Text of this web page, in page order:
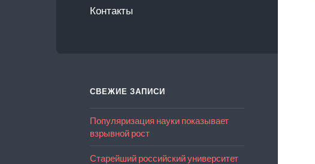
Контакты
СВЕЖИЕ ЗАПИСИ
Популяризация науки показывает
взрывной рост
Старейший российский университет